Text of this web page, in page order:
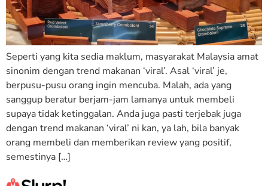
Seperti yang kita sedia maklum, masyarakat Malaysia amat
sinonim dengan trend makanan ‘viral’. Asal ‘viral’ je,
berpusu-pusu orang ingin mencuba. Malah, ada yang
sanggup beratur berjam-jam lamanya untuk membeli
supaya tidak ketinggalan. Anda juga pasti terjebak juga
dengan trend makanan ‘viral’ ni kan, ya lah, bila banyak
orang membeli dan memberikan review yang positif,
semestinya […]